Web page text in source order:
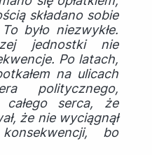
składano sobie
było niezwykłe.
jednostki nie
Po latach,
na ulicach
politycznego,
serca, że
że nie wyciągnął
bo